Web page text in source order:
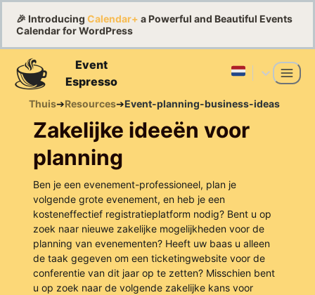
🎉 Introducing Calendar+ a Powerful and Beautiful Events
Calendar for WordPress
Event
Espresso
Thuis➔Resources➔Event-planning-business-ideas
Zakelijke ideeën voor
planning
Ben je een evenement-professioneel, plan je
volgende grote evenement, en heb je een
kosteneffectief registratieplatform nodig? Bent u op
zoek naar nieuwe zakelijke mogelijkheden voor de
planning van evenementen? Heeft uw baas u alleen
de taak gegeven om een ticketingwebsite voor de
conferentie van dit jaar op te zetten? Misschien bent
u op zoek naar de volgende zakelijke kans voor